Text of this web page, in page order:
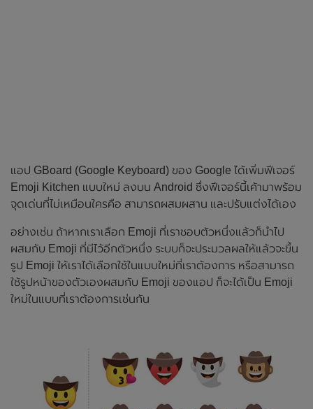
แอป GBoard (Google Keyboard) ของ Google ได้เพิ่มฟีเจอร์
Emoji Kitchen แบบใหม่ ลงบน Android ซึ่งฟีเจอร์นี้เค้ามาพร้อม
จุดเด่นที่ไม่เหมือนใครคือ สามารถผสมผสาน และปรับแต่งได้เอง
อย่างเช่น ถ้าหากเราเลือก Emoji ที่เราชอบตัวหนึ่งแล้วก็นำไป
ผสมกับ Emoji ที่มีไว้อีกตัวหนึ่ง ระบบก็จะประมวลผลให้แล้วจะขึ้น
รูป Emoji ให้เราได้เลือกใช้ในแบบใหม่ที่เราต้องการ หรือสามารถ
ใช้รูปหน้าของตัวเองผสมกับ Emoji ของแอป ก็จะได้เป็น Emoji
ใหม่ในแบบที่เราต้องการเช่นกัน